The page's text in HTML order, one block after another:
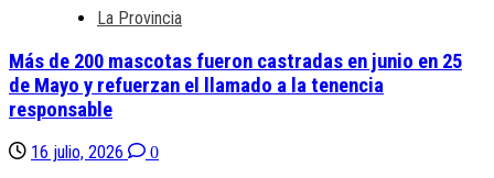
La Provincia
Más de 200 mascotas fueron castradas en junio en 25
de Mayo y refuerzan el llamado a la tenencia
responsable
16 julio, 2026 0